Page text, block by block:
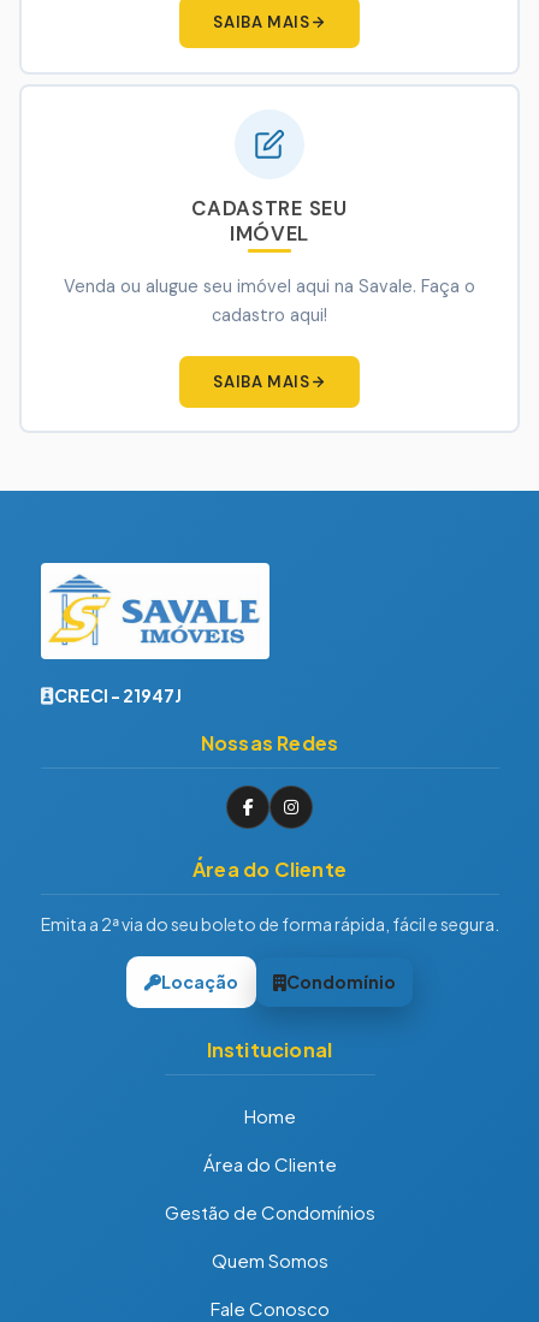
SAIBA MAIS
CADASTRE SEU
IMÓVEL
Venda ou alugue seu imóvel aqui na Savale. Faça o
cadastro aqui!
SAIBA MAIS
CRECI - 21947J
Nossas Redes
Área do Cliente
Emita a 2ª via do seu boleto de forma rápida, fácil e segura.
Locação Condomínio
Institucional
Home
Área do Cliente
Gestão de Condomínios
Quem Somos
Fale Conosco